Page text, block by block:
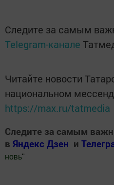
Следите за самым
Telegram-канале
Читайте новости
национальном
https://max.ru/tatmedia
Следите за самым
в Яндекс Дзен и
новь"